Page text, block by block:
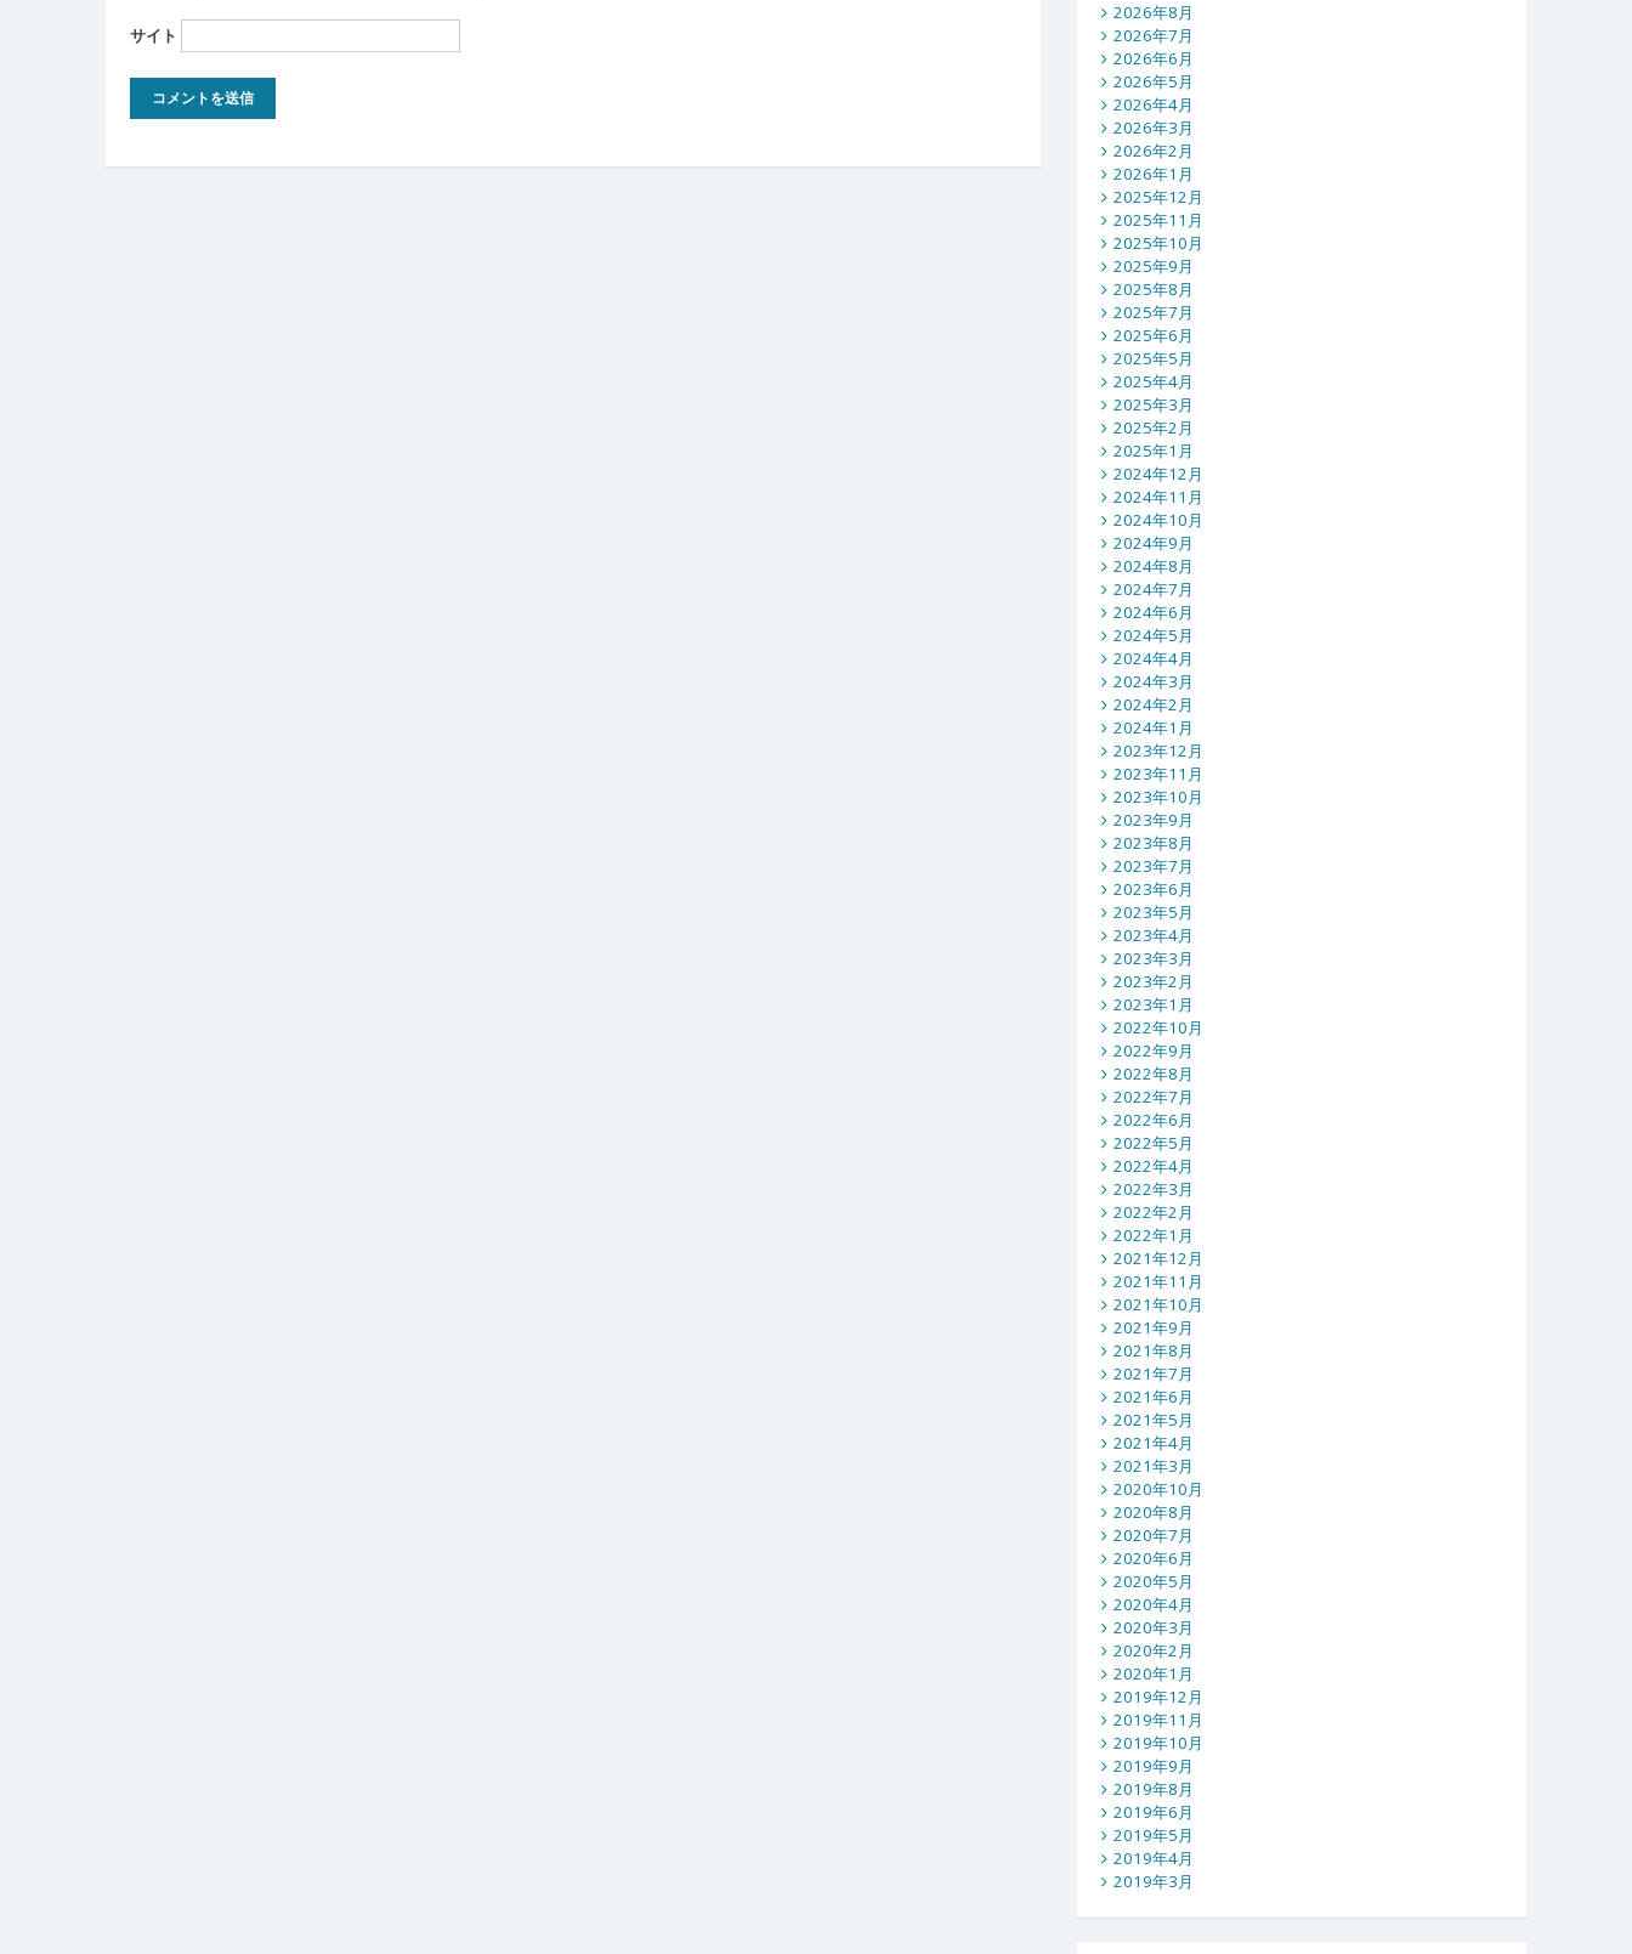
サイト
2026年8月
2026年7月
2026年6月
2026年5月
2026年4月
2026年3月
2026年2月
2026年1月
2025年12月
2025年11月
2025年10月
2025年9月
2025年8月
2025年7月
2025年6月
2025年5月
2025年4月
2025年3月
2025年2月
2025年1月
2024年12月
2024年11月
2024年10月
2024年9月
2024年8月
2024年7月
2024年6月
2024年5月
2024年4月
2024年3月
2024年2月
2024年1月
2023年12月
2023年11月
2023年10月
2023年9月
2023年8月
2023年7月
2023年6月
2023年5月
2023年4月
2023年3月
2023年2月
2023年1月
2022年10月
2022年9月
2022年8月
2022年7月
2022年6月
2022年5月
2022年4月
2022年3月
2022年2月
2022年1月
2021年12月
2021年11月
2021年10月
2021年9月
2021年8月
2021年7月
2021年6月
2021年5月
2021年4月
2021年3月
2020年10月
2020年8月
2020年7月
2020年6月
2020年5月
2020年4月
2020年3月
2020年2月
2020年1月
2019年12月
2019年11月
2019年10月
2019年9月
2019年8月
2019年6月
2019年5月
2019年4月
2019年3月